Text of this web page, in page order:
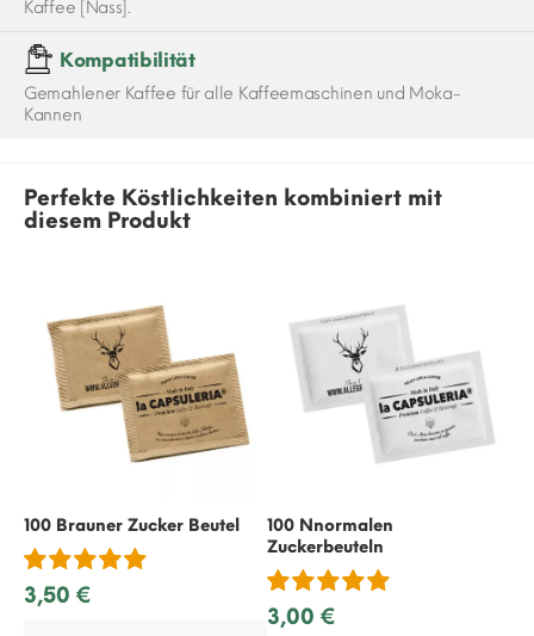
Kaffee [Nass].
Kompatibilität
Gemahlener Kaffee für alle Kaffeemaschinen und Moka-
Kannen
Perfekte Köstlichkeiten kombiniert mit
diesem Produkt
100 Brauner Zucker Beutel
3,50 €
100 Nnormalen
Zuckerbeuteln
3,00 €